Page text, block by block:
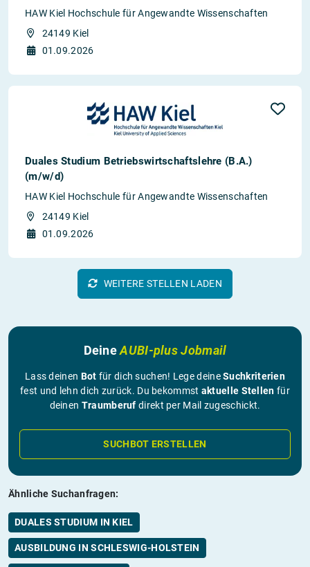
HAW Kiel Hochschule für Angewandte Wissenschaften
24149 Kiel
01.09.2026
Duales Studium Betriebswirtschaftslehre (B.A.)
(m/w/d)
HAW Kiel Hochschule für Angewandte Wissenschaften
24149 Kiel
01.09.2026
WEITERE STELLEN LADEN
DeineAUBI-plus Jobmail
Lass deinen Bot für dich suchen! Lege deineSuchkriterien
fest und lehn dich zurück. Du bekommst aktuelle Stellen für
deinen Traumberuf direkt per Mail zugeschickt.
SUCHBOT ERSTELLEN
Ähnliche Suchanfragen:
DUALES STUDIUM IN KIEL
AUSBILDUNG IN SCHLESWIG-HOLSTEIN